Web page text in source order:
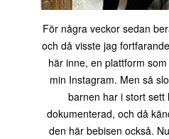
För några veckor sedan
och då visste jag
här inne, en plattform
min Instagram. Men så
barnen har i stort sett
dokumenterad, och då
den här bebisen också.